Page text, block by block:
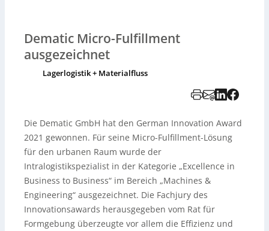
Dematic Micro-Fulfillment
ausgezeichnet
Lagerlogistik + Materialfluss
Die Dematic GmbH hat den German Innovation Award
2021 gewonnen. Für seine Micro-Fulfillment-Lösung
für den urbanen Raum wurde der
Intralogistikspezialist in der Kategorie „Excellence in
Business to Business“ im Bereich „Machines &
Engineering“ ausgezeichnet. Die Fachjury des
Innovationsawards herausgegeben vom Rat für
Formgebung überzeugte vor allem die Effizienz und